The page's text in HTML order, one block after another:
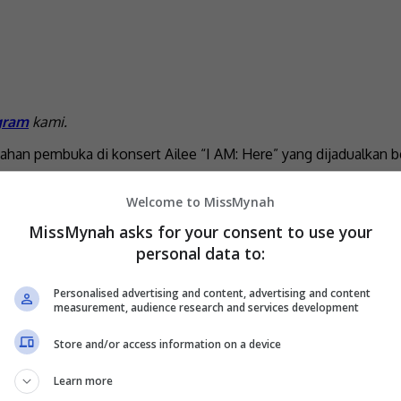
kami.
pembuka di konsert Ailee “I AM: Here” yang dijadualkan
peminat di seluruh Asia Tenggara untuk menyaksikan
melakukan persembahan pembuka konsert ini ketika
persembahan pembuka konsert Ailee, waktu itu saya
berlaku. Saya menangis waktu itu. Sebagai peminat Ailee,
Welcome to MissMynah
MissMynah asks for your consent to use your
personal data to:
Personalised advertising and content, advertising and content
measurement, audience research and services development
Store and/or access information on a device
Learn more